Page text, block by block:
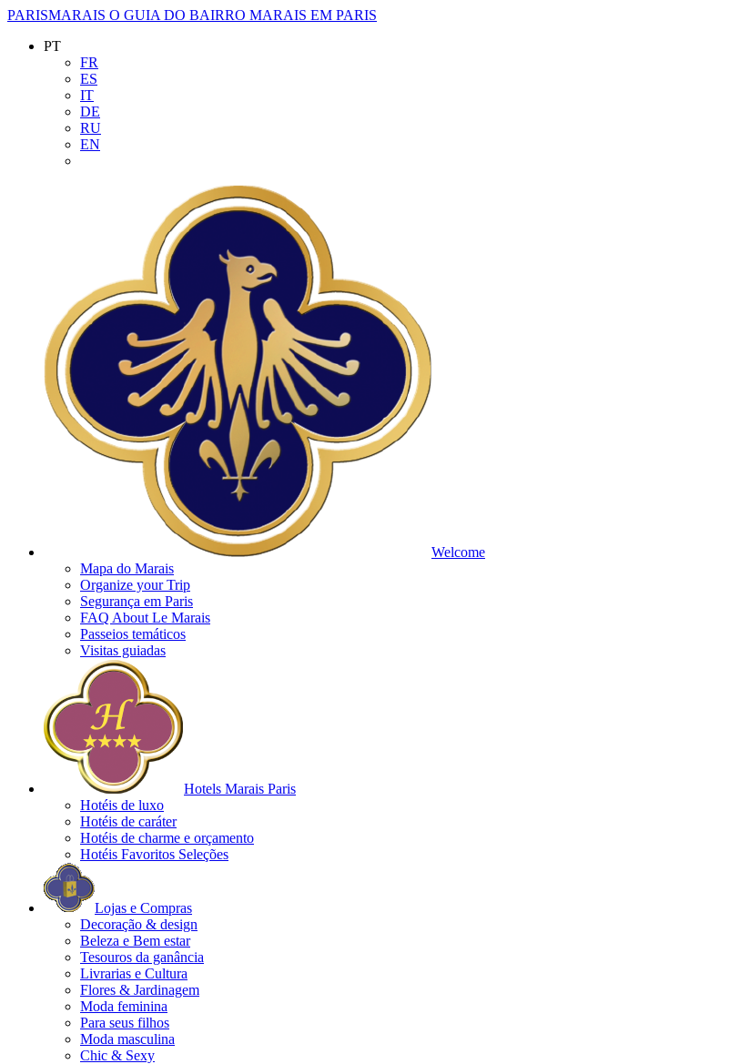
PARISMARAIS O GUIA DO BAIRRO MARAIS EM PARIS
PT
FR
ES
IT
DE
RU
EN
Welcome
Mapa do Marais
Organize your Trip
Segurança em Paris
FAQ About Le Marais
Passeios temáticos
Visitas guiadas
Hotels Marais Paris
Hotéis de luxo
Hotéis de caráter
Hotéis de charme e orçamento
Hotéis Favoritos Seleções
Lojas e Compras
Decoração & design
Beleza e Bem estar
Tesouros da ganância
Livrarias e Cultura
Flores & Jardinagem
Moda feminina
Para seus filhos
Moda masculina
Chic & Sexy